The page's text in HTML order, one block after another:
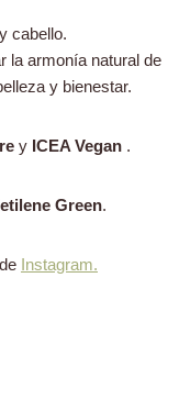
cabello.
la armonía natural de
y bienestar.
y ICEA Vegan .
Green.
Instagram.